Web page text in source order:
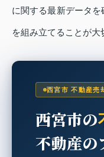
に関する最新データ
を組み立てることが大
西宮市 不動産売
西宮市の
不動産の